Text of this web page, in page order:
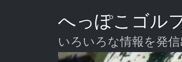
へっぽこゴル
いろいろな情報を発信